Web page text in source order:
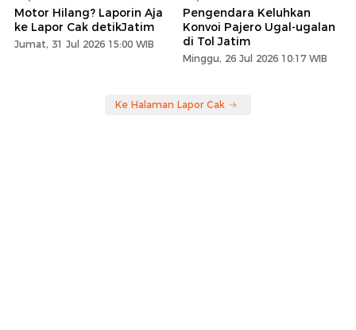
Motor Hilang? Laporin Aja
ke Lapor Cak detikJatim
Jumat, 31 Jul 2026 15:00 WIB
Pengendara Keluhkan
Konvoi Pajero Ugal-ugalan
di Tol Jatim
Minggu, 26 Jul 2026 10:17 WIB
Ke Halaman Lapor Cak